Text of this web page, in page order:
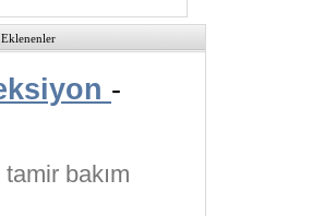
-
bakım